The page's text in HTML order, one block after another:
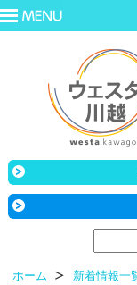
ホーム 新着情報一